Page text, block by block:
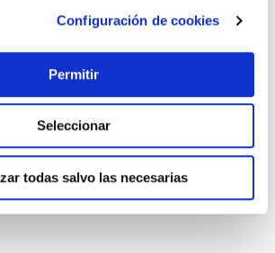
Configuración de cookies
Permitir
Seleccionar
todas salvo las necesarias
28,00 €
Añadir al carrito